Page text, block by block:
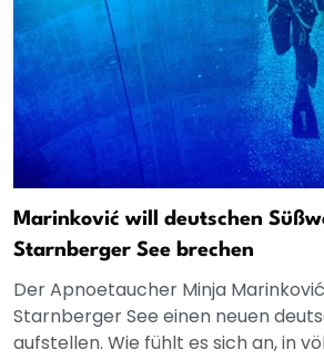
Marinković will deutschen
Starnberger See brechen
Der Apnoetaucher Minja
Starnberger See einen neuen
aufstellen. Wie fühlt es sich an, in